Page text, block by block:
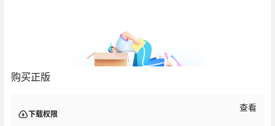
购买正版
下载权限
查看